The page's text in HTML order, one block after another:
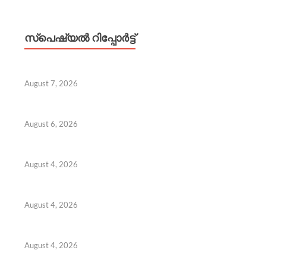
സ്പെഷ്യൽ റിപ്പോര്‍ട്ട്
August 7, 2026
August 6, 2026
August 4, 2026
August 4, 2026
August 4, 2026